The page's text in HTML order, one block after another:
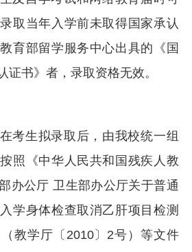
取当年入学前未取得国家承认
育部留学服务中心出具的《国
证书》者，录取资格无效。
考生拟录取后，由我校统一组
照《中华人民共和国残疾人教
办公厅 卫生部办公厅关于普通
学身体检查取消乙肝项目检测
教学厅〔2010〕2号）等文件